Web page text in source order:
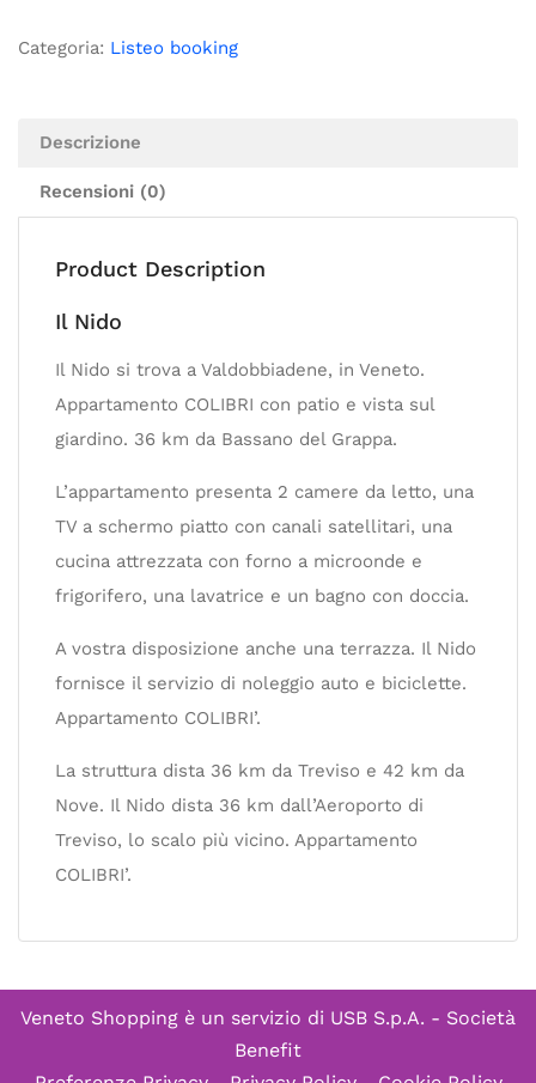
Categoria: Listeo booking
Descrizione
Recensioni (0)
Product Description
Il Nido
Il Nido si trova a Valdobbiadene, in Veneto.
Appartamento COLIBRI con patio e vista sul
giardino. 36 km da Bassano del Grappa.
L’appartamento presenta 2 camere da letto, una
TV a schermo piatto con canali satellitari, una
cucina attrezzata con forno a microonde e
frigorifero, una lavatrice e un bagno con doccia.
A vostra disposizione anche una terrazza. Il Nido
fornisce il servizio di noleggio auto e biciclette.
Appartamento COLIBRI’.
La struttura dista 36 km da Treviso e 42 km da
Nove. Il Nido dista 36 km dall’Aeroporto di
Treviso, lo scalo più vicino. Appartamento
COLIBRI’.
Veneto Shopping è un servizio di USB S.p.A. - Società
Benefit